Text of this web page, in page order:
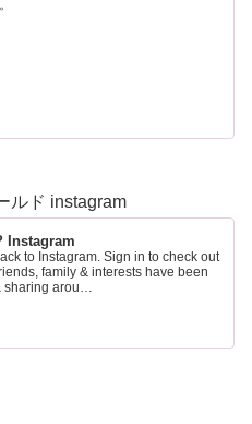
ルド instagram
Instagram
to Instagram. Sign in to check out
family & interests have been
sharing arou…